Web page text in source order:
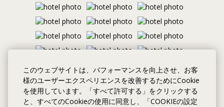
このウェブサイトは、パフォーマンスを向上させ、お客
様のユーザーエクスペリエンスを改善するためにCookie
を使用しています。「すべて許可する」をクリックする
と、すべてのCookieの使用に同意し、「COOKIEの設定